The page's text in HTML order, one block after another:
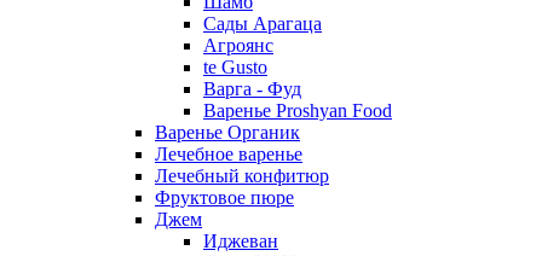
Сады Арагаца
Агроянс
te Gusto
Варга - Фуд
Варенье Proshyan Food
Варенье Органик
Лечебное варенье
Лечебный конфитюр
Фруктовое пюре
Джем
Иджеван